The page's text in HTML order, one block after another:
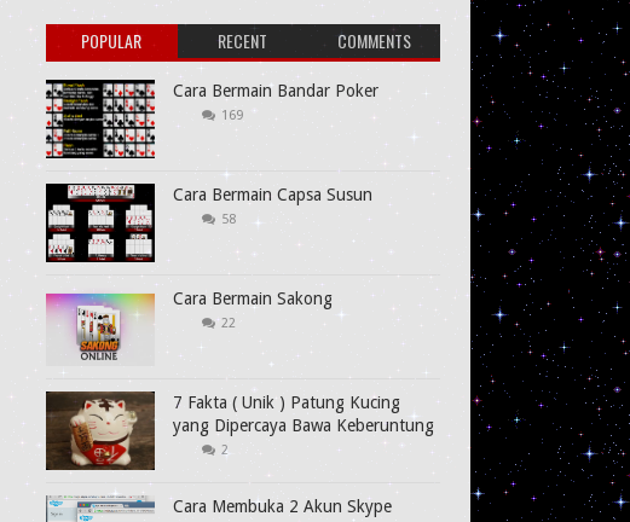
POPULAR RECENT COMMENTS
Cara Bermain Bandar Poker
169
Cara Bermain Capsa Susun
58
Cara Bermain Sakong
22
7 Fakta ( Unik ) Patung Kucing
yang Dipercaya Bawa Keberuntung
2
Cara Membuka 2 Akun Skype